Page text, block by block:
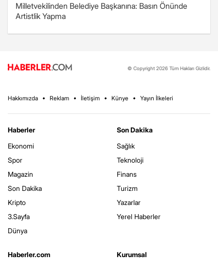
Milletvekilinden Belediye Başkanına: Basın Önünde
Artistlik Yapma
© Copyright 2026 Tüm Hakları Gizlidir.
Hakkımızda Reklam İletişim Künye Yayın İlkeleri
Haberler
Ekonomi
Spor
Magazin
Son Dakika
Kripto
3.Sayfa
Dünya
Son Dakika
Sağlık
Teknoloji
Finans
Turizm
Yazarlar
Yerel Haberler
Haberler.com
Kurumsal